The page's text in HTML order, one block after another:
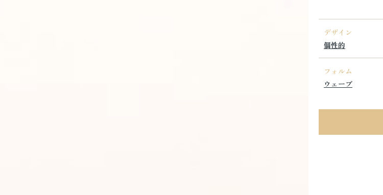
デザイン
個性的
フォルム
ウェーブ